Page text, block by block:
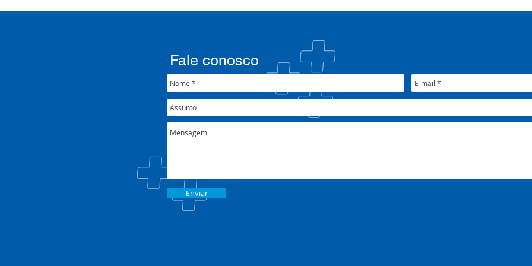
001/2022
#oSUSquefazemos
Enviar
Fale conosco